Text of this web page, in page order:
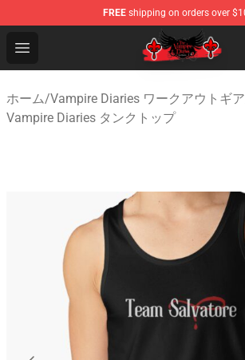
FREE shipping on orders over
Open menu
The Vampire Diaries Shop - Official
ホーム/Vampire Diaries ワークアウトギア
Vampire Diaries タンクトップ